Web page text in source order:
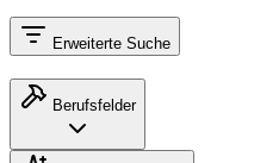
Erweiterte Suche
Berufsfelder